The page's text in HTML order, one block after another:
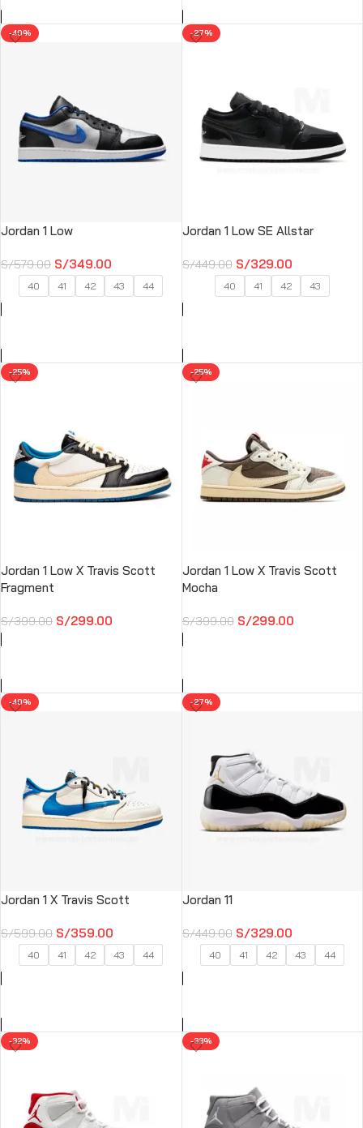
-40%
Jordan 1 Low
S/579.00 S/349.00
40 41 42 43 44
-27%
Jordan 1 Low SE Allstar
S/449.00 S/329.00
40 41 42 43
-25%
Jordan 1 Low X Travis Scott
Fragment
S/399.00 S/299.00
-25%
Jordan 1 Low X Travis Scott
Mocha
S/399.00 S/299.00
-40%
Jordan 1 X Travis Scott
S/599.00 S/359.00
40 41 42 43 44
-27%
Jordan 11
S/449.00 S/329.00
40 41 42 43 44
-32% -33%